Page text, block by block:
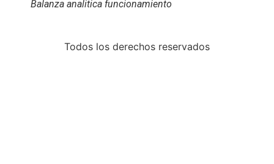
Balanza analitica funcionamiento
Todos los derechos reservados